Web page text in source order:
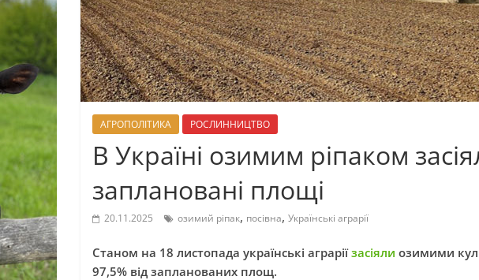
АГРОПОЛІТИКА РОСЛИННИЦТВО
В Україні озимим ріпаком
заплановані площі
20.11.2025 озимий ріпак, посівна, Українські аграрії
Станом на 18 листопада українські аграріїзасіяли озимими
97,5% від запланованих площ.